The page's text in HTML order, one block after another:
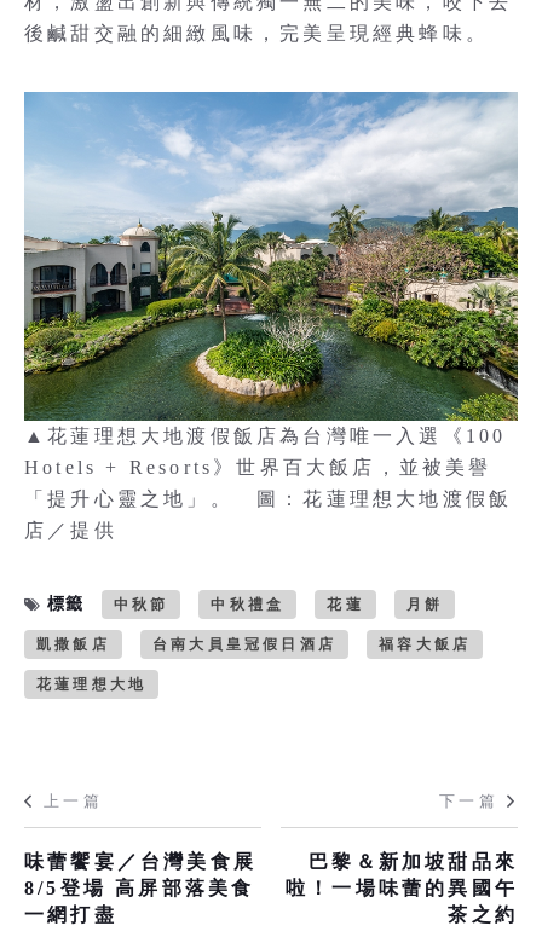
後鹹甜交融的細緻風味，完美呈現經典蜂味。
▲花蓮理想大地渡假飯店為台灣唯一入選《100
Hotels + Resorts》世界百大飯店，並被美譽
「提升心靈之地」。 圖：花蓮理想大地渡假飯
店／提供
標籤 中秋節 中秋禮盒 花蓮 月餅
凱撒飯店 台南大員皇冠假日酒店 福容大飯店
花蓮理想大地
上一篇
味蕾饗宴／台灣美食展
8/5登場 高屏部落美食
一網打盡
下一篇
巴黎＆新加坡甜品來
啦！一場味蕾的異國午
茶之約